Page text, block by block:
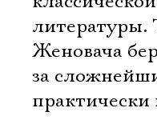
литературы.
Женовача
за